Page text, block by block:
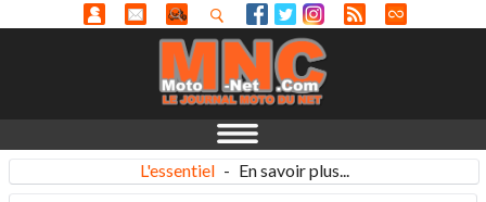
L'essentiel - En savoir plus...